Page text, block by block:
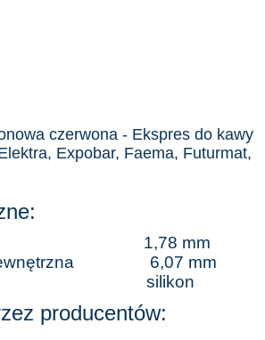
czerwona - Ekspres do kawy
Expobar, Faema, Futurmat,
1,78 mm
6,07 mm
silikon
producentów: